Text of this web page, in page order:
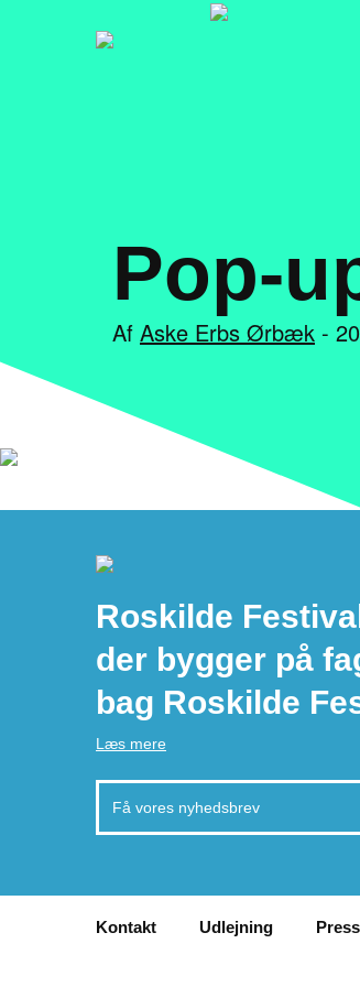
Pop-
Af Aske Erbs Ørbæk -
Roskilde
der bygger på
bag Roskilde
Læs mere
Kontakt Udlejning